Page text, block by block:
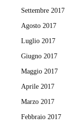
Settembre 2017
Agosto 2017
Luglio 2017
Giugno 2017
Maggio 2017
Aprile 2017
Marzo 2017
Febbraio 2017